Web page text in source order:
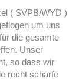
( SVPB/WYD )
um uns
die gesamte
Unser
so dass wir
recht scharfe